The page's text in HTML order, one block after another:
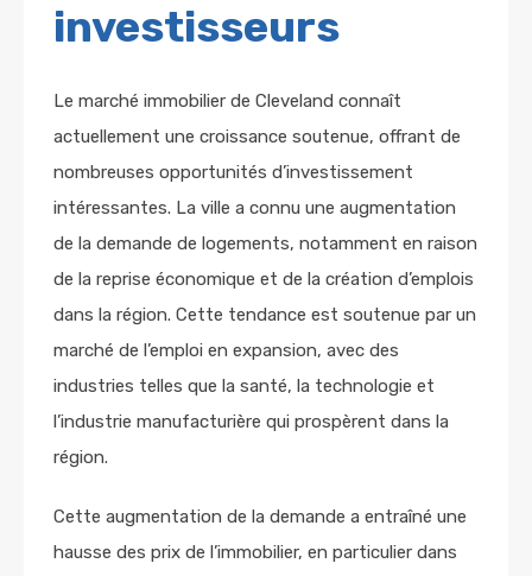
investisseurs
Le marché immobilier de Cleveland connaît
actuellement une croissance soutenue, offrant de
nombreuses opportunités d’investissement
intéressantes. La ville a connu une augmentation
de la demande de logements, notamment en raison
de la reprise économique et de la création d’emplois
dans la région. Cette tendance est soutenue par un
marché de l’emploi en expansion, avec des
industries telles que la santé, la technologie et
l’industrie manufacturière qui prospèrent dans la
région.
Cette augmentation de la demande a entraîné une
hausse des prix de l’immobilier, en particulier dans